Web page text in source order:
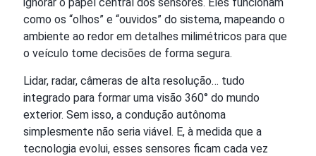
como os “olhos” e “ouvidos” do sistema, mapeando o
ambiente ao redor em detalhes milimétricos para que
o veículo tome decisões de forma segura.
Lidar, radar, câmeras de alta resolução… tudo
integrado para formar uma visão 360° do mundo
exterior. Sem isso, a condução autônoma
simplesmente não seria viável. E, à medida que a
tecnologia evolui, esses sensores ficam cada vez